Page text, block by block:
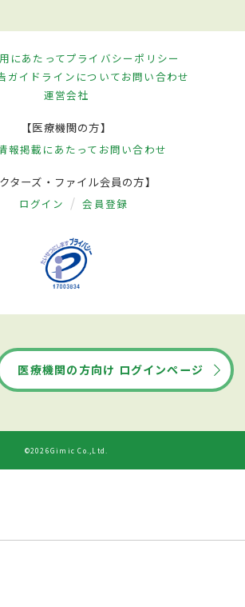
にあたってプライバシーポリシー
ガイドラインについてお問い合わせ
運営会社
【医療機関の方】
報掲載にあたって お問い合わせ
クターズ・ファイル会員の方】
ログイン 会員登録
医療機関の方向け ログインページ
©2026Gimic Co.,Ltd.